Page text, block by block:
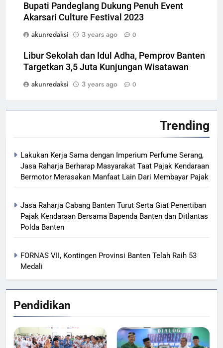
Bupati Pandeglang Dukung Penuh Event
Akarsari Culture Festival 2023
akunredaksi
3 years ago 0
Libur Sekolah dan Idul Adha, Pemprov Banten
Targetkan 3,5 Juta Kunjungan Wisatawan
akunredaksi
3 years ago 0
Trending
Lakukan Kerja Sama dengan Imperium Perfume Serang,
Jasa Raharja Berharap Masyarakat Taat Pajak Kendaraan
Bermotor Merasakan Manfaat Lain Dari Membayar Pajak
Jasa Raharja Cabang Banten Turut Serta Giat Penertiban
Pajak Kendaraan Bersama Bapenda Banten dan Ditlantas
Polda Banten
FORNAS VII, Kontingen Provinsi Banten Telah Raih 53
Medali
Pendidikan